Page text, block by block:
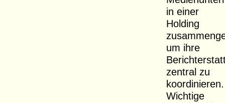
in einer
Holding
um ihre
zentral zu
koordinieren.
Wichtige